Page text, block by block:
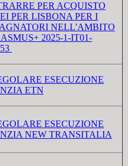
PER ACQUISTO
PER LISBONA PER I
NELL'AMBITO
2025-1-IT01-
ESECUZIONE
ETN
ESECUZIONE
NEW TRANSITALIA